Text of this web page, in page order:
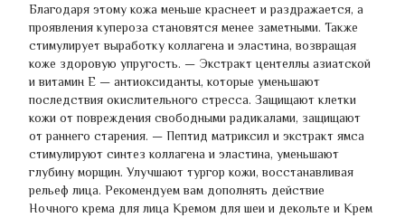
Благодаря этому кожа меньше краснеет и раздражается, а
проявления купероза становятся менее заметными. Также
стимулирует выработку коллагена и эластина, возвращая
коже здоровую упругость. — Экстракт центеллы азиатской
и витамин E — антиоксиданты, которые уменьшают
последствия окислительного стресса. Защищают клетки
кожи от повреждения свободными радикалами, защищают
от раннего старения. — Пептид матриксил и экстракт ямса
стимулируют синтез коллагена и эластина, уменьшают
глубину морщин. Улучшают тургор кожи, восстанавливая
рельеф лица. Рекомендуем вам дополнять действие
Ночного крема для лица Кремом для шеи и декольте и Крем